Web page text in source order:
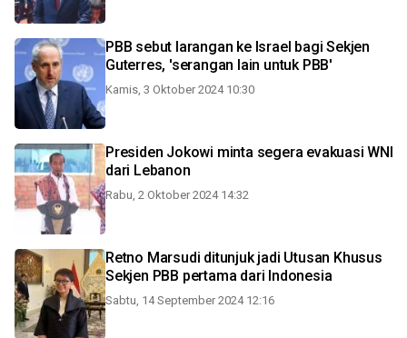
PBB sebut larangan ke Israel bagi Sekjen
Guterres, 'serangan lain untuk PBB'
Kamis, 3 Oktober 2024 10:30
Presiden Jokowi minta segera evakuasi WNI
dari Lebanon
Rabu, 2 Oktober 2024 14:32
Retno Marsudi ditunjuk jadi Utusan Khusus
Sekjen PBB pertama dari Indonesia
Sabtu, 14 September 2024 12:16